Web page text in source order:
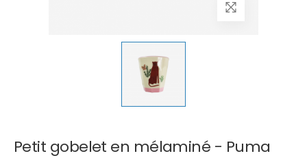
Petit gobelet en mélaminé - Puma